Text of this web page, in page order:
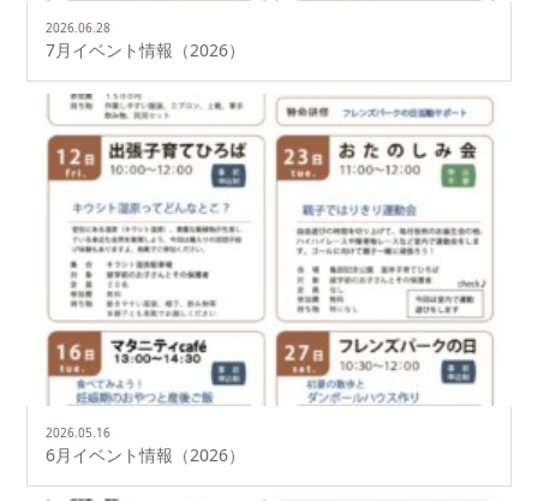
2026.06.28
7月イベント情報（2026）
2026.05.16
6月イベント情報（2026）